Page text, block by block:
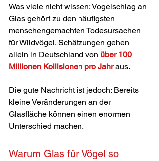
Was viele nicht wissen: Vogelschlag an
Glas gehört zu den häufigsten
menschengemachten Todesursachen
für Wildvögel. Schätzungen gehen
allein in Deutschland von über 100
Millionen Kollisionen pro Jahr aus.
Die gute Nachricht ist jedoch: Bereits
kleine Veränderungen an der
Glasfläche können einen enormen
Unterschied machen.
Warum Glas für Vögel so